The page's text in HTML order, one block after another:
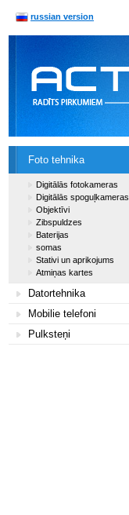
russian version
Foto tehnika
Digitālās fotokameras
Digitālās spoguļkameras
Objektīvi
Zibspuldzes
Baterijas
somas
Stativi un aprikojums
Atmiņas kartes
Datortehnika
Mobilie telefoni
Pulksteņi